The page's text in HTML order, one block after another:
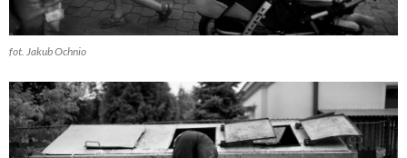
fot. Jakub Ochnio